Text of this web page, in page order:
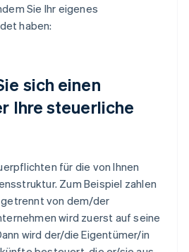
Sie Ihr eigenes
haben:
sich einen
Ihre steuerliche
für die von Ihnen
Zum Beispiel zahlen
von dem/der
wird zuerst auf seine
wird der/die Eigentümer/in